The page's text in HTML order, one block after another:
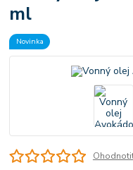
ml
Novinka